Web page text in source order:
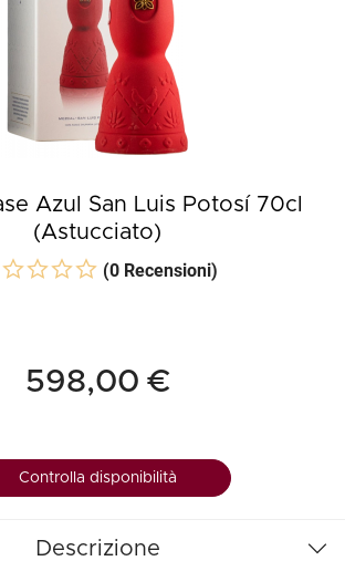
Azul San Luis Potosí 70cl
(Astucciato)
(0 Recensioni)
598,00 €
Controlla disponibilità
Descrizione